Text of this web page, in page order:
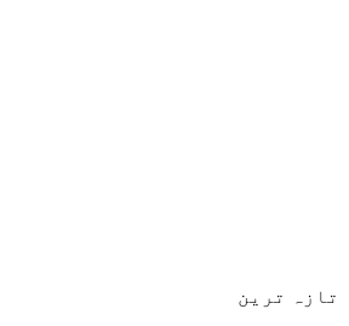
تازہ ترین